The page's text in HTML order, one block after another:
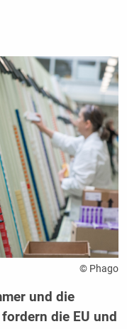
© Phago
und die
die EU und